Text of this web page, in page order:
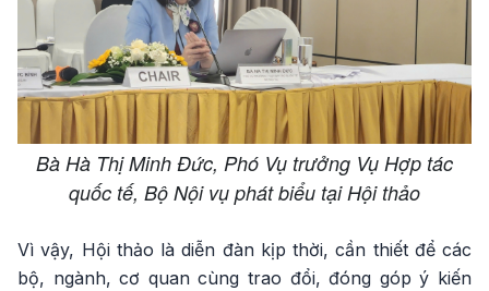
Bà Hà Thị Minh Đức, Phó Vụ trưởng Vụ Hợp tác
quốc tế, Bộ Nội vụ phát biểu tại Hội thảo
Vì vậy, Hội thảo là diễn đàn kịp thời, cần thiết để các
bộ, ngành, cơ quan cùng trao đổi, đóng góp ý kiến